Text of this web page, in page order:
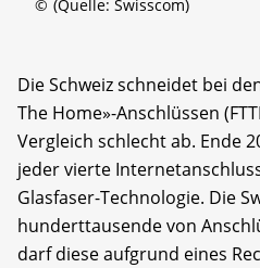
© (Quelle: Swisscom)
Die Schweiz schneidet bei
The Home»-Anschlüssen
Vergleich schlecht ab. Ende
jeder vierte
Glasfaser-Technologie. Die
hunderttausende von
darf diese aufgrund eines